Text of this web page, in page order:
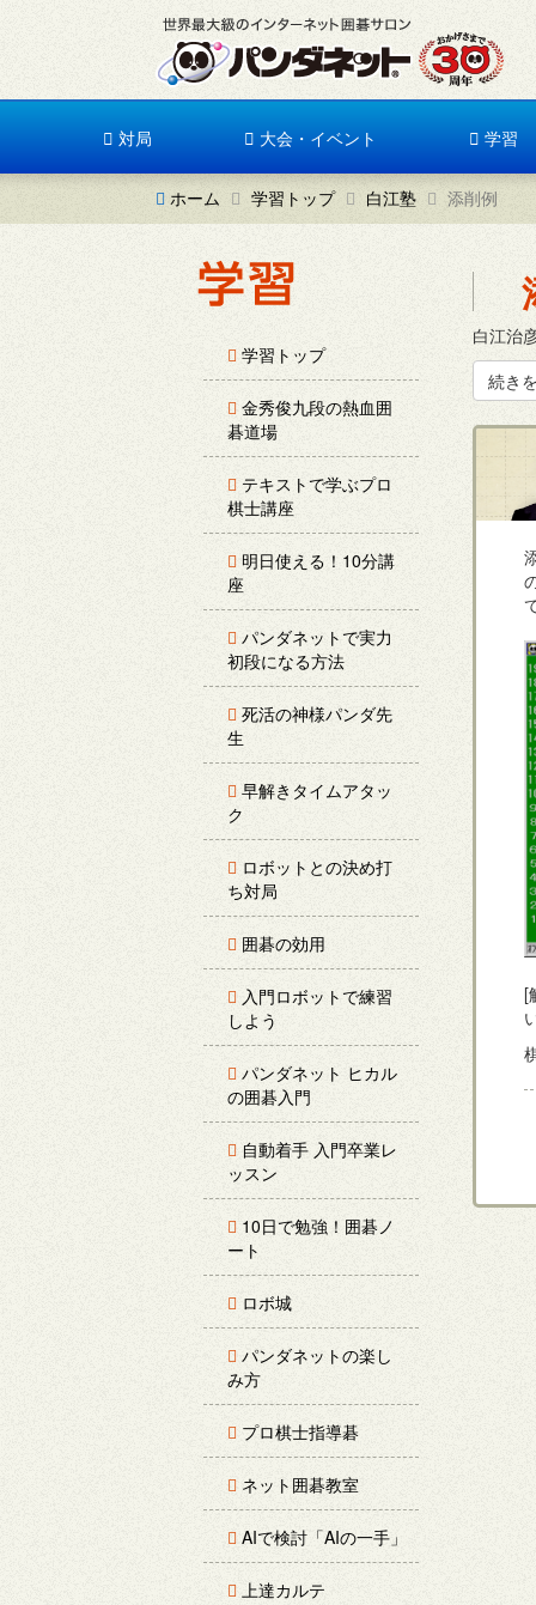
対局 大会・イベント 学習
ホーム 学習トップ 白江塾 添削例
学習トップ
金秀俊九段の熱血囲
碁道場
テキストで学ぶプロ
棋士講座
明日使える！10分講
座
パンダネットで実力
初段になる方法
死活の神様パンダ先
生
早解きタイムアタッ
ク
ロボットとの決め打
ち対局
囲碁の効用
入門ロボットで練習
しよう
パンダネット ヒカル
の囲碁入門
自動着手 入門卒業レ
ッスン
10日で勉強！囲碁ノ
ート
ロボ城
パンダネットの楽し
み方
プロ棋士指導碁
ネット囲碁教室
AIで検討「AIの一手」
上達カルテ
白江治
続き
[